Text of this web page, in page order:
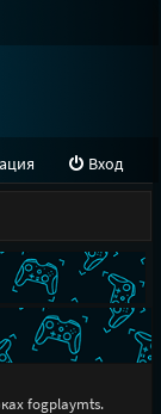
Вход
fogplaymts.